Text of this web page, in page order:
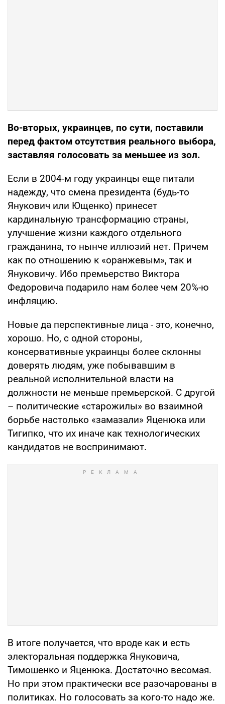
Во-вторых, украинцев, по сути, поставили
перед фактом отсутствия реального выбора,
заставляя голосовать за меньшее из зол.
Если в 2004-м году украинцы еще питали
надежду, что смена президента (будь-то
Янукович или Ющенко) принесет
кардинальную трансформацию страны,
улучшение жизни каждого отдельного
гражданина, то нынче иллюзий нет. Причем
как по отношению к «оранжевым», так и
Януковичу. Ибо премьерство Виктора
Федоровича подарило нам более чем 20%-ю
инфляцию.
Новые да перспективные лица - это, конечно,
хорошо. Но, с одной стороны,
консервативные украинцы более склонны
доверять людям, уже побывавшим в
реальной исполнительной власти на
должности не меньше премьерской. С другой
– политические «старожилы» во взаимной
борьбе настолько «замазали» Яценюка или
Тигипко, что их иначе как технологических
кандидатов не воспринимают.
В итоге получается, что вроде как и есть
электоральная поддержка Януковича,
Тимошенко и Яценюка. Достаточно весомая.
Но при этом практически все разочарованы в
политиках. Но голосовать за кого-то надо же.